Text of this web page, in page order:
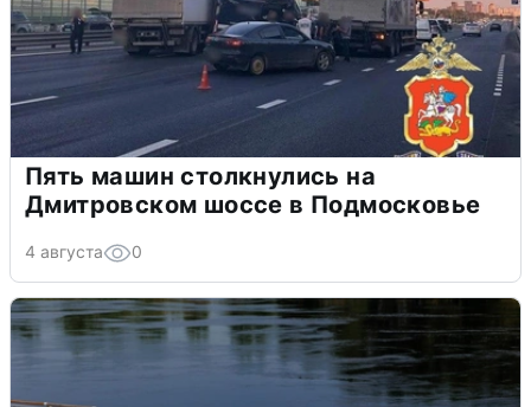
Пять машин столкнулись на
Дмитровском шоссе в Подмосковье
4 августа 0